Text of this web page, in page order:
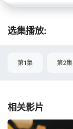
选集播放:
第1集 第2集
相关影片